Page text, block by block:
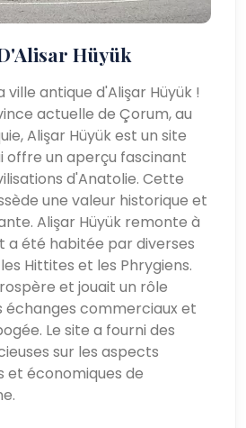
Hüyük
ville antique d'Alişar Hüyük !
actuelle de Çorum, au
Alişar Hüyük est un site
offre un aperçu fascinant
d'Anatolie. Cette
une valeur historique et
Alişar Hüyük remonte à
a été habitée par diverses
Hittites et les Phrygiens.
et jouait un rôle
échanges commerciaux et
Le site a fourni des
sur les aspects
et économiques de